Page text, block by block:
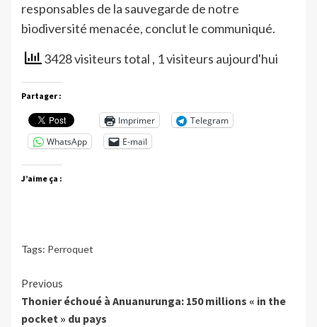
responsables de la sauvegarde de notre
biodiversité menacée, conclut le communiqué.
3428 visiteurs total , 1 visiteurs aujourd'hui
Partager :
Imprimer
Telegram
WhatsApp
E-mail
J’aime ça :
Tags: Perroquet
Continue
Reading
Previous
Thonier échoué à Anuanurunga: 150 millions « in the
pocket » du pays